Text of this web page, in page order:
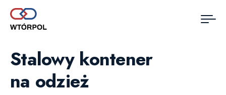
Stalowy kontener
na odzież